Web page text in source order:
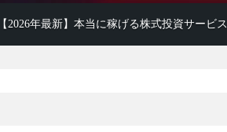
【2026年最新】本当に稼げる株式投資サービス